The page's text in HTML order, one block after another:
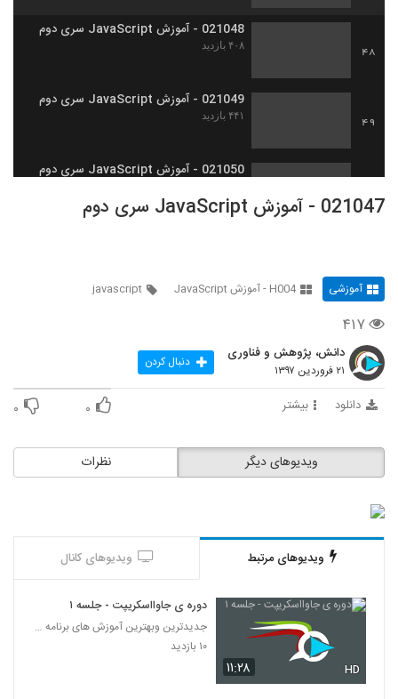
48
021048 - آموزش JavaScript سری دوم
۴۰۸ بازدید
49
021049 - آموزش JavaScript سری دوم
۴۴۱ بازدید
021050 - آموزش JavaScript سری دوم
53
54
021054 - آموزش JavaScript سری دوم
۳۵۰ بازدید
021056 - آموزش JavaScript سری دوم
۳۹۰ بازدید
57
021057 - آموزش JavaScript سری دوم
۳۷۵ بازدید
021047 - آموزش JavaScript سری دوم
آموزشی H004 - آموزش JavaScript javascript
۴۱۷
دانش، پژوهش و فناوری
۲۱ فروردین ۱۳۹۷ دنبال کردن
دانلود بیشتر ۰ ۰
نظرات ویدیوهای دیگر
ویدیوهای مرتبط ویدیوهای کانال
۱۱:۲۸ HD
دوره ی جاوااسکریپت - جلسه ۱
جدیدترین وبهترین آموزش های برنامه نویسی به زبان فا
۱۰ بازدید